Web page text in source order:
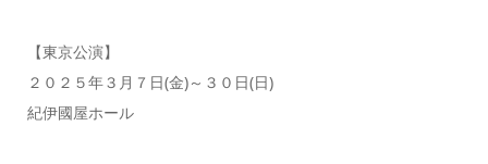
【東京公演】
２０２５年３月７日(金)～３０日(日)
紀伊國屋ホール